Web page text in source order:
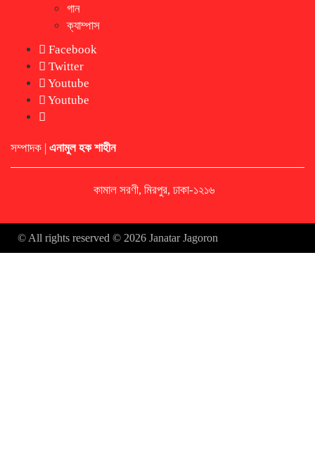
গান
ক্যাম্পাস
Facebook
Twitter
Youtube
Youtube
সম্পাদক | এনামুল হক শাহীন
কামাল সরণী, মিরপুর, ঢাকা-১২১৬
© All rights reserved © 2026 Janatar Jagoron